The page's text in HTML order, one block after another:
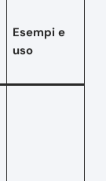
Esempi e
uso